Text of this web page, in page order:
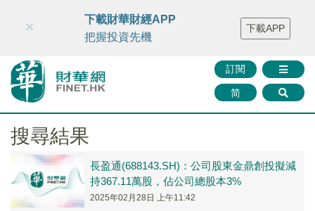
財華智庫網 FINTV FINMETA 財華證券 媒體矩陣
智庫沙龍
聯絡我們
訂閱
简
×
下載財華財經APP
把握投資先機
下載APP
搜尋結果
長盈通(688143.SH)：公司股東金鼎創投擬減
持367.11萬股，佔公司總股本3%
2025年02月28日 上午11:42